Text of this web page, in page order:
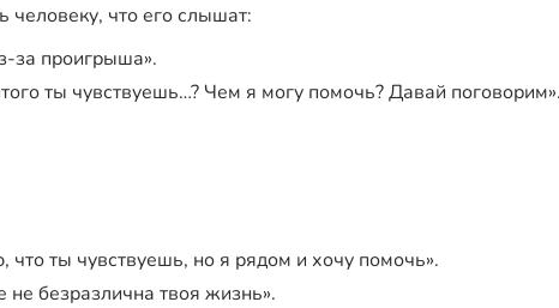
человеку, что его слышат:
за проигрыша».
ты чувствуешь…? Чем я могу помочь? Давай поговорим».
ты чувствуешь, но я рядом и хочу помочь».
безразлична твоя жизнь».